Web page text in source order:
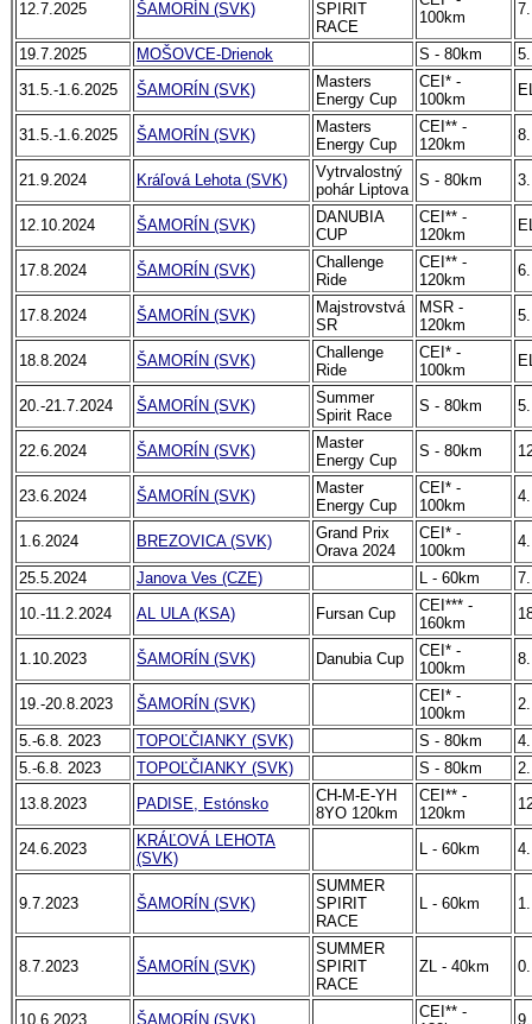
12.7.2025 ŠAMORÍN (SVK)
SPIRIT
RACE
100km
7.
19.7.2025 MOŠOVCE-Drienok S - 80km
5.
31.5.-1.6.2025
ŠAMORÍN (SVK)
Masters
Energy Cup
CEI* -
100km
31.5.-1.6.2025 ŠAMORÍN (SVK)
Masters
Energy Cup
CEI** -
120km
8.
21.9.2024 Kráľová Lehota (SVK)
Vytrvalostný
pohár Liptova
S - 80km 3.
12.10.2024 ŠAMORÍN (SVK)
DANUBIA
CUP
CEI** -
120km
17.8.2024 ŠAMORÍN (SVK)
Challenge
Ride
CEI** -
120km
6.
17.8.2024 ŠAMORÍN (SVK)
Majstrovstvá
SR
MSR -
120km
5.
18.8.2024 ŠAMORÍN (SVK)
Challenge
Ride
CEI* -
100km
20.-21.7.2024 ŠAMORÍN (SVK)
Summer
Spirit Race
S - 80km 5.
22.6.2024 ŠAMORÍN (SVK)
Master
Energy Cup
S - 80km
23.6.2024 ŠAMORÍN (SVK)
Master
Energy Cup
CEI* -
100km
4.
1.6.2024 BREZOVICA (SVK)
Grand Prix
Orava 2024
CEI* -
100km
4.
25.5.2024 Janova Ves (CZE) L - 60km
7.
10.-11.2.2024
AL ULA (KSA) Fursan Cup
CEI*** -
160km
1.10.2023 ŠAMORÍN (SVK) Danubia Cup
CEI* -
100km
8.
19.-20.8.2023 ŠAMORÍN (SVK)
CEI* -
100km
2.
5.-6.8. 2023 TOPOĽČIANKY (SVK) S - 80km
4.
5.-6.8. 2023
TOPOĽČIANKY (SVK) S - 80km
2.
13.8.2023
PADISE, Estónsko
CH-M-E-YH
8YO 120km
CEI** -
120km
24.6.2023
KRÁĽOVÁ LEHOTA
(SVK)
L - 60km 4.
9.7.2023 ŠAMORÍN (SVK)
SUMMER
SPIRIT
RACE
L - 60km 1.
8.7.2023 ŠAMORÍN (SVK)
SUMMER
SPIRIT
RACE
ZL - 40km 0.
10.6.2023 ŠAMORÍN (SVK)
CEI** -
9.